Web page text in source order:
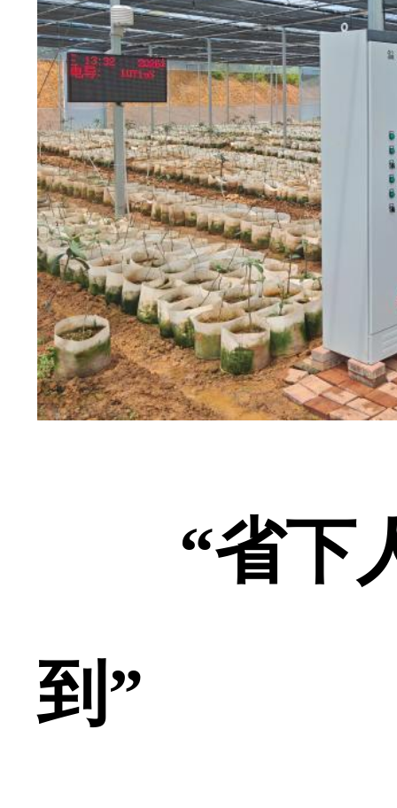
“省下
到”